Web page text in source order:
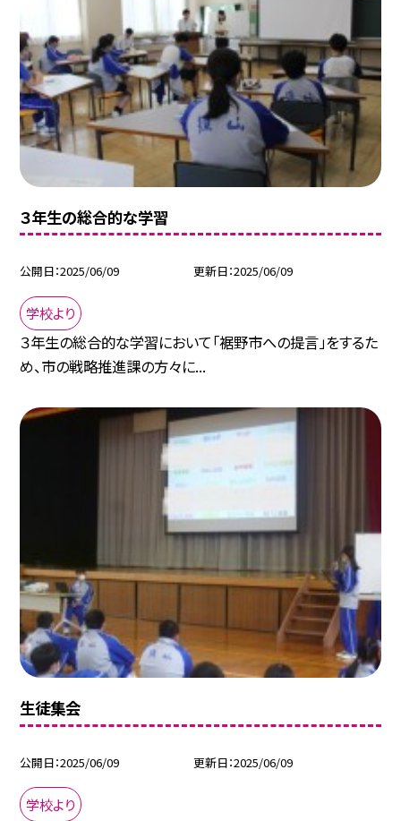
３年生の総合的な学習
公開日 2025/06/09 更新日 2025/06/09
学校より
３年生の総合的な学習において「裾野市への提言」をするた
め、市の戦略推進課の方々に...
生徒集会
公開日 2025/06/09 更新日 2025/06/09
学校より